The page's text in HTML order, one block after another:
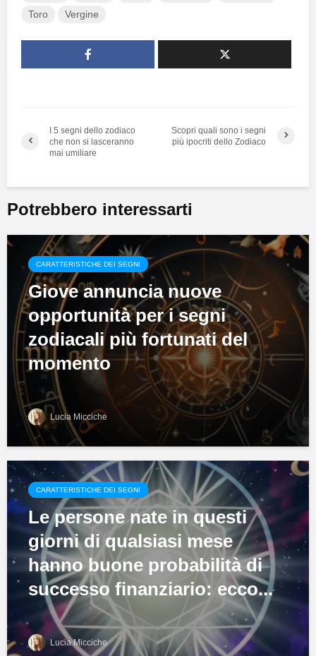
Toro
Vergine
I 5 segni dello zodiaco
che non si lasceranno
mai umiliare
Scopri quali sono i segni
più ipocriti dello Zodiaco
Potrebbero interessarti
CARATTERISTICHE DEI SEGNI
Giove annuncia nuove
opportunità per i segni
zodiacali più fortunati del
momento
Lucia Micciche
CARATTERISTICHE DEI SEGNI
Le persone nate in questi
giorni di qualsiasi mese
hanno buone probabilità di
successo finanziario: ecco...
Lucia Micciche